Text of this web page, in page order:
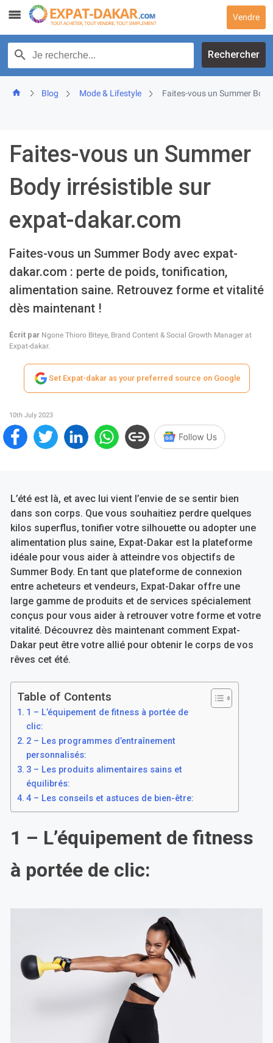
content
Vendre
Recherche par texte
Rechercher
Blog Mode & Lifestyle Faites-vous un Summer
Faites-vous un Summer
Body irrésistible sur
expat-dakar.com
Faites-vous un Summer Body avec expat-
dakar.com : perte de poids, tonification,
alimentation saine. Retrouvez forme et vitalité
dès maintenant !
Écrit par Ngone Thioro Biteye, Brand Content & Social Growth Manager at
Expat-dakar.
Set Expat-dakar as your preferred source on Google
10th July 2023
L’été est là, et avec lui vient l’envie de se sentir bien
dans son corps. Que vous souhaitiez perdre quelques
kilos superflus, tonifier votre silhouette ou adopter une
alimentation plus saine, Expat-Dakar est la plateforme
idéale pour vous aider à atteindre vos objectifs de
Summer Body. En tant que plateforme de connexion
entre acheteurs et vendeurs, Expat-Dakar offre une
large gamme de produits et de services spécialement
conçus pour vous aider à retrouver votre forme et votre
vitalité. Découvrez dès maintenant comment Expat-
Dakar peut être votre allié pour obtenir le corps de vos
rêves cet été.
Table of Contents
1 – L’équipement de fitness à portée de
clic:
2 – Les programmes d’entraînement
personnalisés:
3 – Les produits alimentaires sains et
équilibrés:
4 – Les conseils et astuces de bien-être:
1 – L’équipement de fitness
à portée de clic: